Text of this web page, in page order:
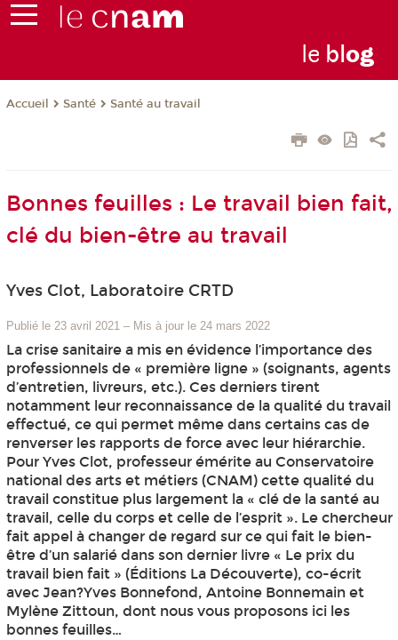
le blog
Accueil Santé Santé au travail
Bonnes feuilles : Le travail bien fait,
clé du bien-être au travail
Yves Clot, Laboratoire CRTD
Publié le 23 avril 2021 – Mis à jour le 24 mars 2022
La crise sanitaire a mis en évidence l’importance des
professionnels de « première ligne » (soignants, agents
d’entretien, livreurs, etc.). Ces derniers tirent
notamment leur reconnaissance de la qualité du travail
effectué, ce qui permet même dans certains cas de
renverser les rapports de force avec leur hiérarchie.
Pour Yves Clot, professeur émérite au Conservatoire
national des arts et métiers (CNAM) cette qualité du
travail constitue plus largement la « clé de la santé au
travail, celle du corps et celle de l’esprit ». Le chercheur
fait appel à changer de regard sur ce qui fait le bien-
être d’un salarié dans son dernier livre « Le prix du
travail bien fait » (Éditions La Découverte), co-écrit
avec Jean?Yves Bonnefond, Antoine Bonnemain et
Mylène Zittoun, dont nous vous proposons ici les
bonnes feuilles…